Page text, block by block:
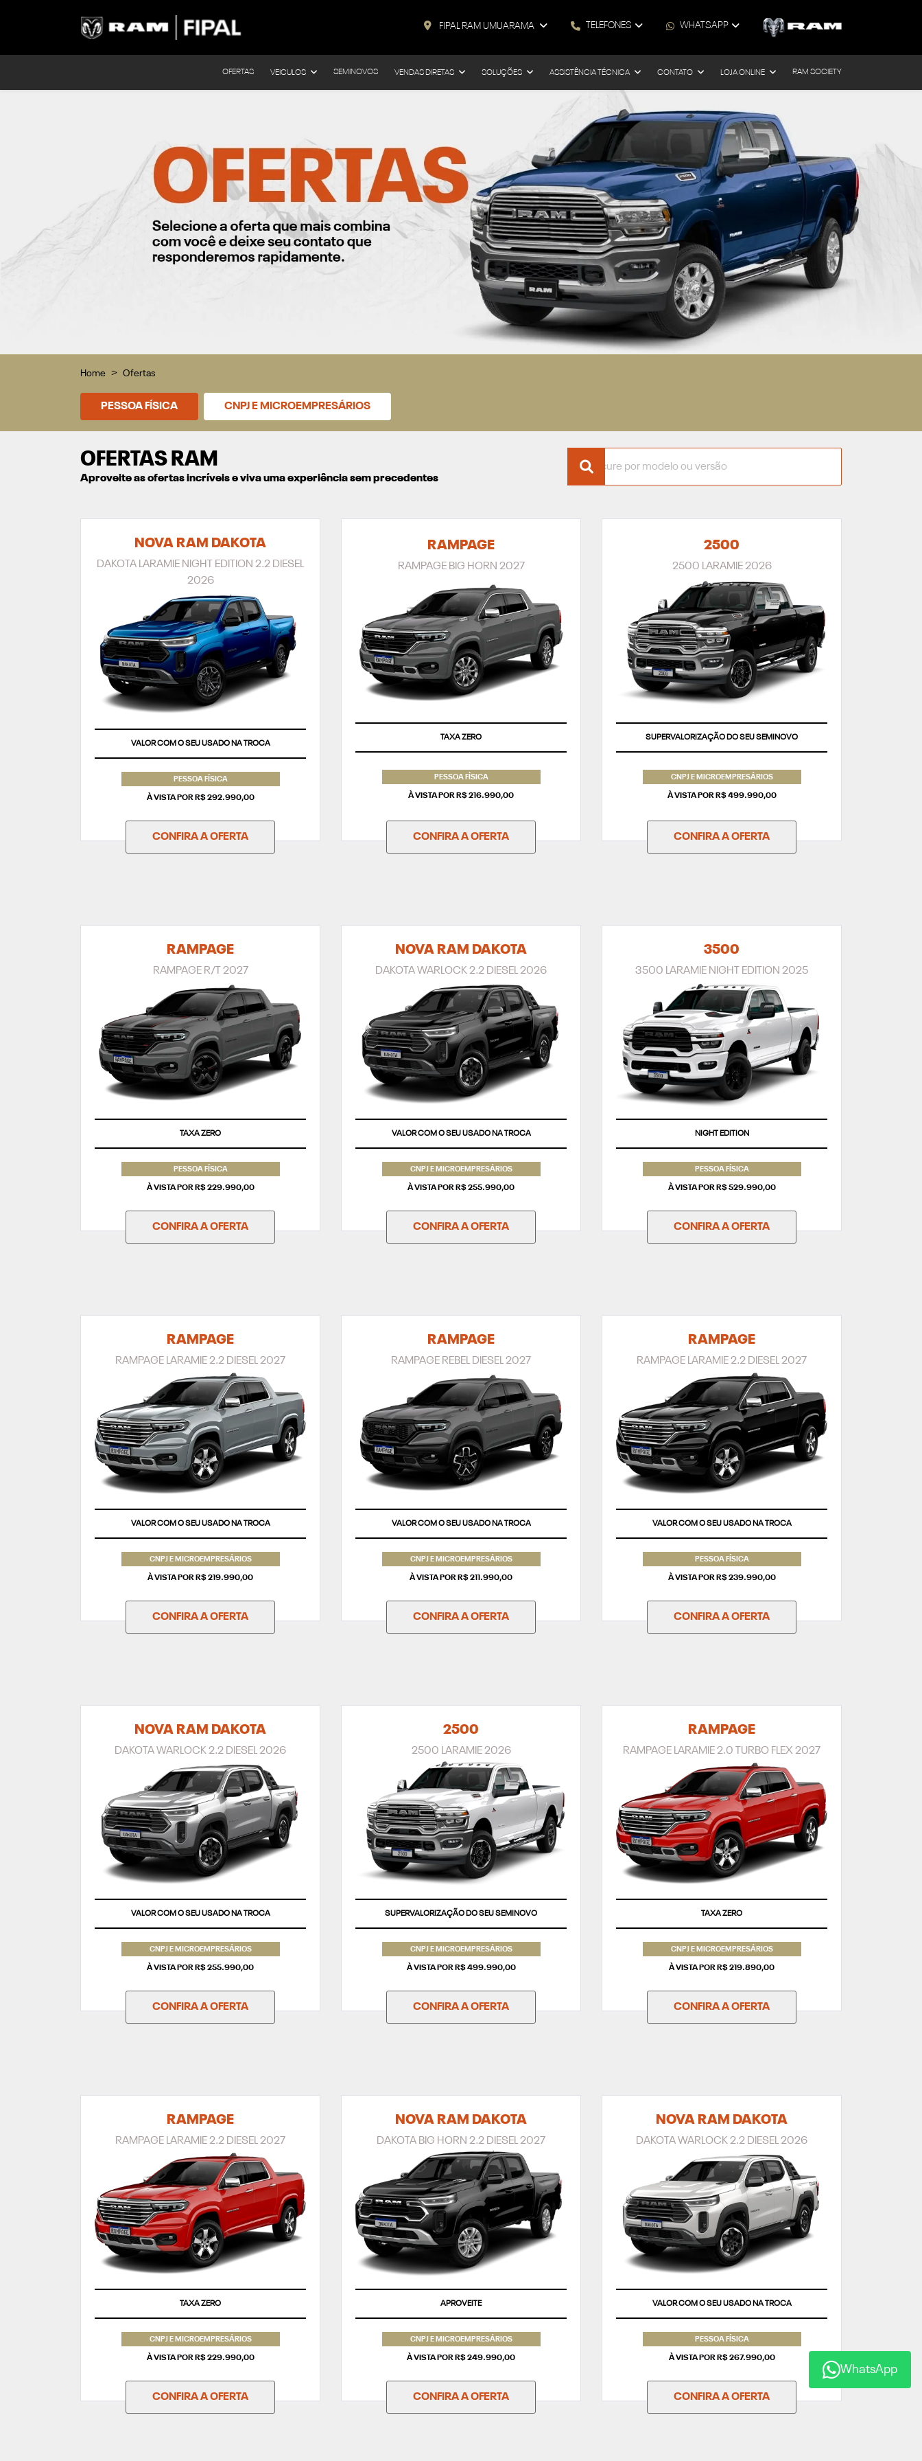
FIPAL RAM UMUARAMA TELEFONES WHATSAPP
OFERTAS VEICULOS SEMINOVOS VENDAS DIRETAS SOLUÇÕES ASSISTÊNCIA TÉCNICA CONTATO LOJA ONLINE RAM SOCIETY
Home Ofertas
PESSOA FÍSICA CNPJ E MICROEMPRESÁRIOS
OFERTAS RAM
Aproveite as ofertas incríveis e viva uma experiência sem precedentes
NOVA RAM DAKOTA
DAKOTA LARAMIE NIGHT EDITION 2.2 DIESEL
2026
TAXA ZERO
PESSOA FÍSICA
À VISTA POR R$ 292.990,00
CONFIRA A OFERTA
RAMPAGE
RAMPAGE BIG HORN 2027
TAXA ZERO
PESSOA FÍSICA
À VISTA POR R$ 216.990,00
CONFIRA A OFERTA
2500
2500 LARAMIE 2026
SUPERVALORIZAÇÃO DO SEU SEMINOVO
CNPJ E MICROEMPRESÁRIOS
À VISTA POR R$ 499.990,00
CONFIRA A OFERTA
RAMPAGE
RAMPAGE R/T 2027
TAXA ZERO
PESSOA FÍSICA
À VISTA POR R$ 229.990,00
CONFIRA A OFERTA
NOVA RAM DAKOTA
DAKOTA WARLOCK 2.2 DIESEL 2026
VALOR COM O SEU USADO NA TROCA
CNPJ E MICROEMPRESÁRIOS
À VISTA POR R$ 255.990,00
CONFIRA A OFERTA
3500
3500 LARAMIE NIGHT EDITION 2025
NIGHT EDITION
PESSOA FÍSICA
À VISTA POR R$ 529.990,00
CONFIRA A OFERTA
RAMPAGE
RAMPAGE LARAMIE 2.2 DIESEL 2027
VALOR COM O SEU USADO NA TROCA
CNPJ E MICROEMPRESÁRIOS
À VISTA POR R$ 219.990,00
CONFIRA A OFERTA
RAMPAGE
RAMPAGE REBEL DIESEL 2027
VALOR COM O SEU USADO NA TROCA
CNPJ E MICROEMPRESÁRIOS
À VISTA POR R$ 211.990,00
CONFIRA A OFERTA
RAMPAGE
RAMPAGE LARAMIE 2.2 DIESEL 2027
TAXA ZERO
PESSOA FÍSICA
À VISTA POR R$ 239.990,00
CONFIRA A OFERTA
NOVA RAM DAKOTA
DAKOTA WARLOCK 2.2 DIESEL 2026
VALOR COM O SEU USADO NA TROCA
CNPJ E MICROEMPRESÁRIOS
À VISTA POR R$ 255.990,00
CONFIRA A OFERTA
2500
2500 LARAMIE 2026
SUPERVALORIZAÇÃO DO SEU SEMINOVO
CNPJ E MICROEMPRESÁRIOS
À VISTA POR R$ 499.990,00
CONFIRA A OFERTA
RAMPAGE
RAMPAGE LARAMIE 2.0 TURBO FLEX 2027
TAXA ZERO
CNPJ E MICROEMPRESÁRIOS
À VISTA POR R$ 219.890,00
CONFIRA A OFERTA
RAMPAGE
RAMPAGE LARAMIE 2.2 DIESEL 2027
TAXA ZERO
CNPJ E MICROEMPRESÁRIOS
À VISTA POR R$ 229.990,00
CONFIRA A OFERTA
NOVA RAM DAKOTA
DAKOTA BIG HORN 2.2 DIESEL 2027
APROVEITE
CNPJ E MICROEMPRESÁRIOS
À VISTA POR R$ 249.990,00
CONFIRA A OFERTA
NOVA RAM DAKOTA
DAKOTA WARLOCK 2.2 DIESEL 2026
TAXA ZERO
PESSOA FÍSICA
À VISTA POR R$ 267.990,00
CONFIRA A OFERTA
WhatsApp